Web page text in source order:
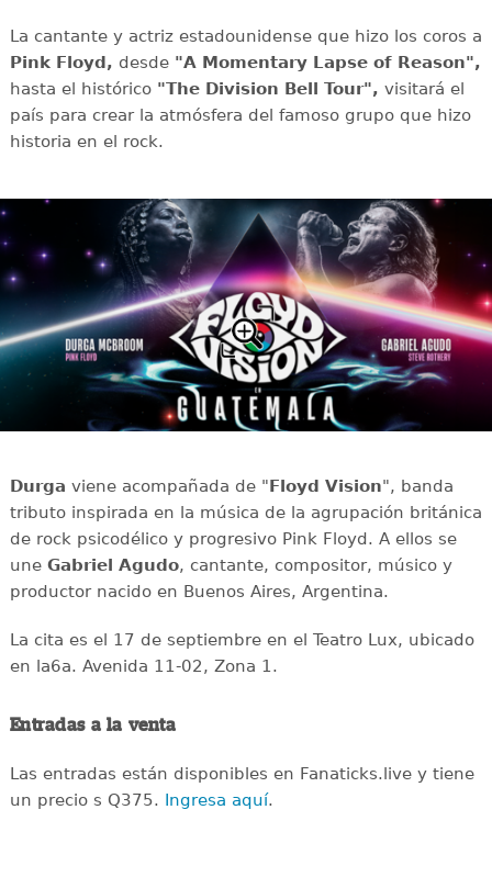
La cantante y actriz estadounidense que hizo los coros a
Pink Floyd, desde"A Momentary Lapse of Reason",
hasta el histórico"The Division Bell Tour", visitará el
país para crear la atmósfera del famoso grupo que hizo
historia en el rock.
Durga viene acompañada de "Floyd Vision", banda
tributo inspirada en la música de la agrupación británica
de rock psicodélico y progresivo Pink Floyd. A ellos se
une Gabriel Agudo, cantante, compositor, músico y
productor nacido en Buenos Aires, Argentina.
La cita es el 17 de septiembre en el Teatro Lux, ubicado
en la6a. Avenida 11-02, Zona 1.
Entradas a la venta
Las entradas están disponibles en Fanaticks.live y tiene
un precio s Q375. Ingresa aquí.